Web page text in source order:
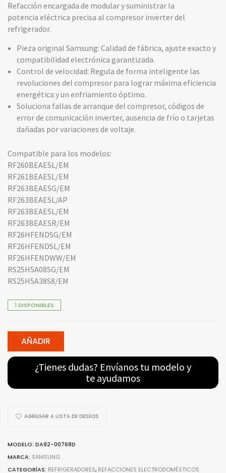
Refacción encargada de modular y suministrar la
potencia eléctrica precisa al compresor inverter del
refrigerador.
Pieza original Samsung: Calidad de fábrica, ajuste exacto y
compatibilidad electrónica garantizada.
Control de velocidad: Regula de forma inteligente las
revoluciones del compresor para lograr máxima eficiencia
energética y un enfriamiento óptimo.
Soluciona fallas de arranque del compresor, códigos de
error de comunicación inverter, ausencia de frío o tarjetas
dañadas por variaciones de voltaje.
Compatible para los modelos:
RF260BEAESL/EM
RF261BEAESL/EM
RF263BEAESG/EM
RF263BEAESL/AP
RF263BEAESL/EM
RF263BEAESR/EM
RF26HFENDSG/EM
RF26HFENDSL/EM
RF26HFENDWW/EM
RS25H5A08SG/EM
RS25H5A38S8/EM
1 DISPONIBLES
AÑADIR
¿Tienes dudas? Envíanos tu modelo y
te ayudamos
AGREGAR A LISTA DE DESEOS
MODELO: DA92-00768D
MARCA: SAMSUNG
CATEGORÍAS: REFRIGERADORES, REFACCIONES ELECTRODOMÉSTICOS